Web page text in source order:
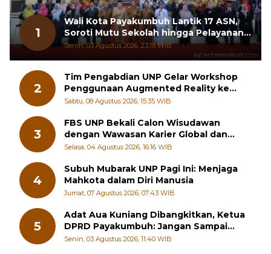
1
Wali Kota Payakumbuh Lantik 17 ASN,
Soroti Mutu Sekolah hingga Pelayanan
RSUD
Senin, 03 Agustus 2026, 23:18 WIB
2
Tim Pengabdian UNP Gelar Workshop
Penggunaan Augmented Reality ke
Guru Kimia SMA di Padang Pariaman
Sabtu, 08 Agustus 2026, 15:35 WIB
3
FBS UNP Bekali Calon Wisudawan
dengan Wawasan Karier Global dan
Kewirausahaan Kreatif
Selasa, 04 Agustus 2026, 16:16 WIB
4
Subuh Mubarak UNP Pagi Ini: Menjaga
Mahkota dalam Diri Manusia
Jumat, 07 Agustus 2026, 07:43 WIB
5
Adat Aua Kuniang Dibangkitkan, Ketua
DPRD Payakumbuh: Jangan Sampai
Generasi Muda Hilang Jati Diri
Senin, 03 Agustus 2026, 11:40 WIB